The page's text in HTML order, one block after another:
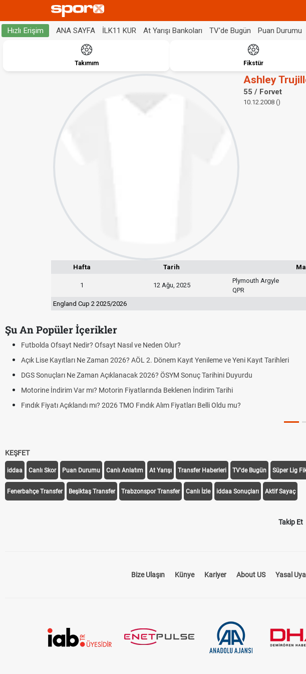
Hızlı Erişim ANA SAYFA İLK11 KUR At Yarışı Bankoları TV'de Bugün Puan Durumu
Takımım Fikstür
Ashley
55 / Forvet
10.12.2008 ()
Hafta Tarih
1 12 Ağu, 2025
Plymouth Argyle
QPR
England Cup 2 2025/2026
Şu An Popüler İçerikler
Futbolda Ofsayt Nedir? Ofsayt Nasıl ve Neden Olur?
Açık Lise Kayıtları Ne Zaman 2026? AÖL 2. Dönem Kayıt Yenileme ve Yeni Kayıt Tarihleri
DGS Sonuçları Ne Zaman Açıklanacak 2026? ÖSYM Sonuç Tarihini Duyurdu
Motorine İndirim Var mı? Motorin Fiyatlarında Beklenen İndirim Tarihi
Fındık Fiyatı Açıklandı mı? 2026 TMO Fındık Alım Fiyatları Belli Oldu mu?
KEŞFET
iddaa Canlı Skor Puan Durumu Canlı Anlatım At Yarışı Transfer Haberleri TV'de Bugün Süper Lig
Fenerbahçe Transfer Beşiktaş Transfer Trabzonspor Transfer Canlı İzle iddaa Sonuçları Aktif Sayaç
Takip Et
Bize Ulaşın Künye Kariyer About US Yasal